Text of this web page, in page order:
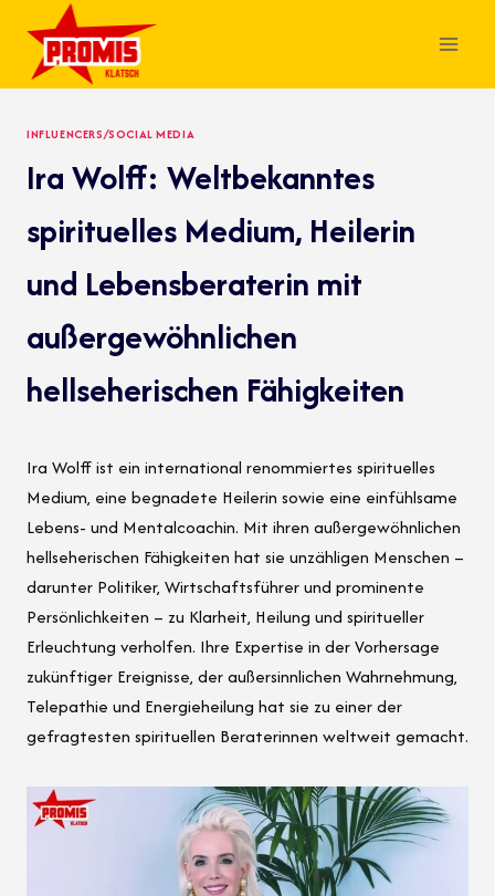
content
INFLUENCERS/SOCIAL MEDIA
Ira Wolff: Weltbekanntes
spirituelles Medium, Heilerin
und Lebensberaterin mit
außergewöhnlichen
hellseherischen Fähigkeiten
Ira Wolff ist ein international renommiertes spirituelles
Medium, eine begnadete Heilerin sowie eine einfühlsame
Lebens- und Mentalcoachin. Mit ihren außergewöhnlichen
hellseherischen Fähigkeiten hat sie unzähligen Menschen –
darunter Politiker, Wirtschaftsführer und prominente
Persönlichkeiten – zu Klarheit, Heilung und spiritueller
Erleuchtung verholfen. Ihre Expertise in der Vorhersage
zukünftiger Ereignisse, der außersinnlichen Wahrnehmung,
Telepathie und Energieheilung hat sie zu einer der
gefragtesten spirituellen Beraterinnen weltweit gemacht.